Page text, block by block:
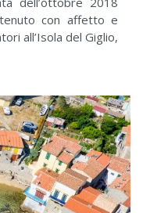
con affetto e
all’Isola del Giglio,